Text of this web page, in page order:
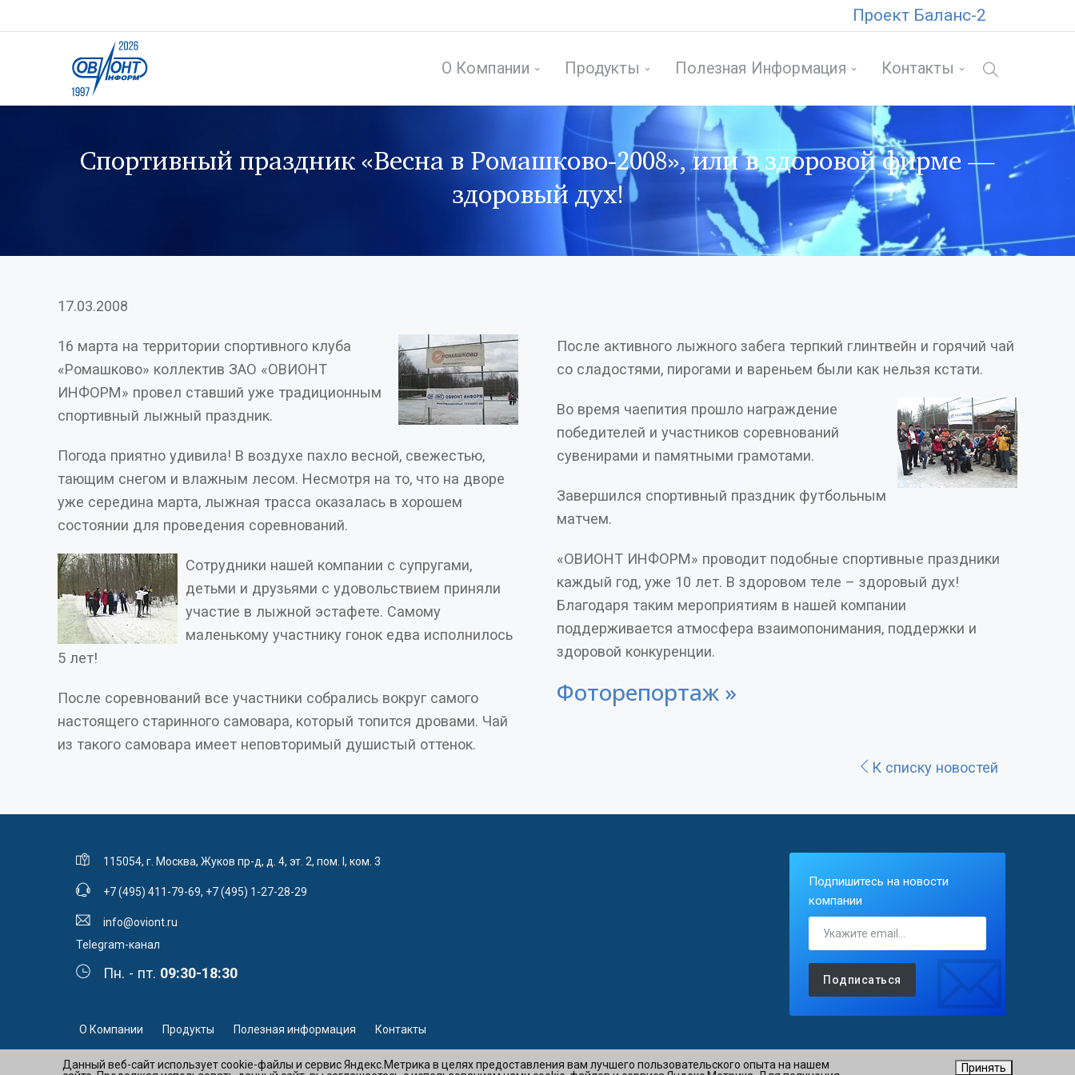
Проект Баланс-2
О Компании Продукты Полезная Информация Контакты
Спортивный праздник «Весна в Ромашково-2008», или в здоровой фирме —
здоровый дух!
17.03.2008
16 марта на территории спортивного клуба
«Ромашково» коллектив ЗАО «ОВИОНТ
ИНФОРМ» провел ставший уже традиционным
спортивный лыжный праздник.
Погода приятно удивила! В воздухе пахло весной, свежестью,
тающим снегом и влажным лесом. Несмотря на то, что на дворе
уже середина марта, лыжная трасса оказалась в хорошем
состоянии для проведения соревнований.
Сотрудники нашей компании с супругами,
детьми и друзьями с удовольствием приняли
участие в лыжной эстафете. Самому
маленькому участнику гонок едва исполнилось
5 лет!
После соревнований все участники собрались вокруг самого
настоящего старинного самовара, который топится дровами. Чай
из такого самовара имеет неповторимый душистый оттенок.
После активного лыжного забега терпкий глинтвейн и горячий чай
со сладостями, пирогами и вареньем были как нельзя кстати.
Во время чаепития прошло награждение
победителей и участников соревнований
сувенирами и памятными грамотами.
Завершился спортивный праздник футбольным
матчем.
«ОВИОНТ ИНФОРМ» проводит подобные спортивные праздники
каждый год, уже 10 лет. В здоровом теле – здоровый дух!
Благодаря таким мероприятиям в нашей компании
поддерживается атмосфера взаимопонимания, поддержки и
здоровой конкуренции.
Фоторепортаж »
К списку новостей
115054, г. Москва, Жуков пр-д, д. 4, эт. 2, пом. I, ком. 3
+7 (495) 411-79-69, +7 (495) 1-27-28-29
info@oviont.ru
Telegram-канал
Пн. - пт. 09:30-18:30
О Компании Продукты Полезная информация Контакты
Подпишитесь на новости
компании
Подписаться
Данный веб-сайт использует cookie-файлы и сервис Яндекс.Метрика в целях предоставления вам лучшего пользовательского опыта на нашем
Принять